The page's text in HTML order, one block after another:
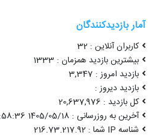
آمار بازدیدکنندگان
کاربران آنلاین : 32
بیشترین بازدید همزمان : 1333
بازدید امروز : 3,347
بازدید دیروز :
کل بازدید : 20,637,976
آخرین به روزرسانی : 1405/05/18 10:58:36
شناسه IP شما : 216.73.217.92